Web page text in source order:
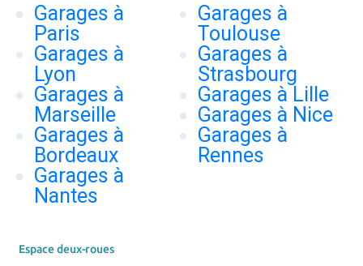
Garages à
Paris
Garages à
Lyon
Garages à
Marseille
Garages à
Bordeaux
Garages à
Nantes
Garages à
Toulouse
Garages à
Strasbourg
Garages à Lille
Garages à Nice
Garages à
Rennes
Espace deux-roues